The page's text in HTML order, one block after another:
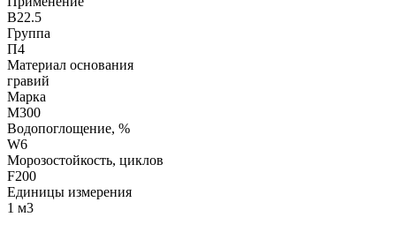
В22.5
Группа
П4
Материал основания
гравий
Марка
М300
Водопоглощение, %
W6
Морозостойкость, циклов
F200
Единицы измерения
1 м3